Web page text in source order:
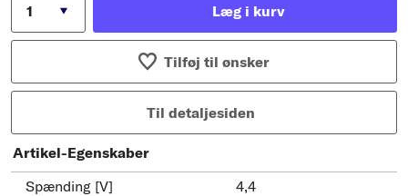
Læg i kurv
Tilføj til ønsker
Til detaljesiden
Artikel-Egenskaber
Spænding [V]
4,4